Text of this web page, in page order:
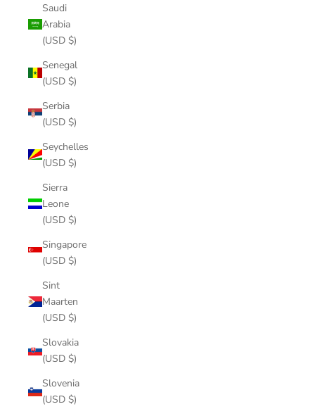
Saudi
Arabia
(USD $)
Senegal
(USD $)
Serbia
(USD $)
Seychelles
(USD $)
Sierra
Leone
(USD $)
Singapore
(USD $)
Sint
Maarten
(USD $)
Slovakia
(USD $)
Slovenia
(USD $)